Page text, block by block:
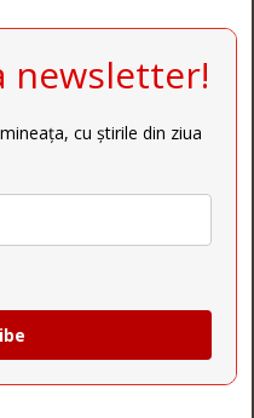
newsletter!
cu știrile din ziua